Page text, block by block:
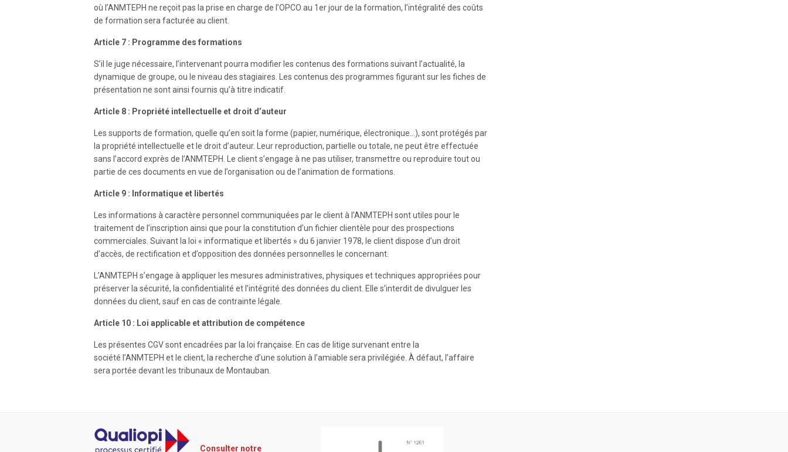
où l’ANMTEPH ne reçoit pas la prise en charge de l’OPCO au 1er jour de la formation, l’intégralité des coûts
de formation sera facturée au client.
Article 7 : Programme des formations
S’il le juge nécessaire, l’intervenant pourra modifier les contenus des formations suivant l’actualité, la
dynamique de groupe, ou le niveau des stagiaires. Les contenus des programmes figurant sur les fiches de
présentation ne sont ainsi fournis qu’à titre indicatif.
Article 8 : Propriété intellectuelle et droit d’auteur
Les supports de formation, quelle qu’en soit la forme (papier, numérique, électronique…), sont protégés par
la propriété intellectuelle et le droit d’auteur. Leur reproduction, partielle ou totale, ne peut être effectuée
sans l’accord exprès de l’ANMTEPH. Le client s’engage à ne pas utiliser, transmettre ou reproduire tout ou
partie de ces documents en vue de l’organisation ou de l’animation de formations.
Article 9 : Informatique et libertés
Les informations à caractère personnel communiquées par le client à l’ANMTEPH sont utiles pour le
traitement de l’inscription ainsi que pour la constitution d’un fichier clientèle pour des prospections
commerciales. Suivant la loi « informatique et libertés » du 6 janvier 1978, le client dispose d’un droit
d’accès, de rectification et d’opposition des données personnelles le concernant.
L’ANMTEPH s’engage à appliquer les mesures administratives, physiques et techniques appropriées pour
préserver la sécurité, la confidentialité et l’intégrité des données du client. Elle s’interdit de divulguer les
données du client, sauf en cas de contrainte légale.
Article 10 : Loi applicable et attribution de compétence
Les présentes CGV sont encadrées par la loi française. En cas de litige survenant entre la
société l’ANMTEPH et le client, la recherche d’une solution à l’amiable sera privilégiée. À défaut, l’affaire
sera portée devant les tribunaux de Montauban.
Consulter notre